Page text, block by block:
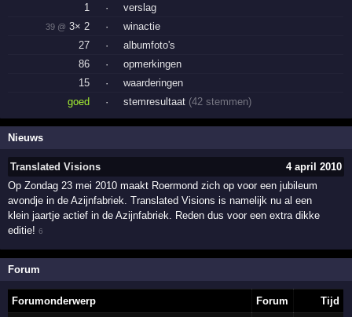
1
· verslag
39 @ 3× 2 ·
winactie
27
·
albumfoto's
86
·
opmerkingen
15
·
waarderingen
goed
· stemresultaat (42 stemmen)
Nieuws
Translated Visions
4 april 2010
Op Zondag 23 mei 2010 maakt Roermond zich op voor een jubileum
avondje in de Azijnfabriek. Translated Visions is namelijk nu al een
klein jaartje actief in de Azijnfabriek. Reden dus voor een extra dikke
editie!6
Forum
Forumonderwerp Forum
Tijd